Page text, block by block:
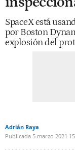
SpaceX está
por Boston
explosión del
Adrián Raya
Publicada 5 marzo 2021